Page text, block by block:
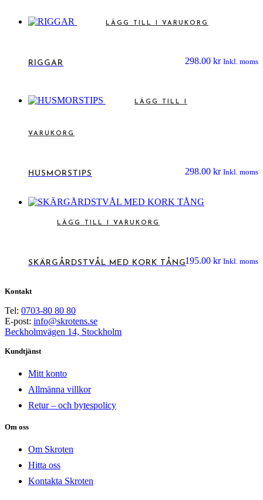
LÄGG TILL I VARUKORG
RIGGAR 298.00 kr Inkl. moms
LÄGG TILL I
VARUKORG
HUSMORSTIPS 298.00 kr Inkl. moms
LÄGG TILL I VARUKORG
SKÄRGÅRDSTVÅL MED KORK TÅNG195.00 kr Inkl. moms
Kontakt
Tel: 0703-80 80 80
E-post: info@skrotens.se
Beckholmvägen 14, Stockholm
Kundtjänst
Mitt konto
Allmänna villkor
Retur – och bytespolicy
Om oss
Om Skroten
Hitta oss
Kontakta Skroten